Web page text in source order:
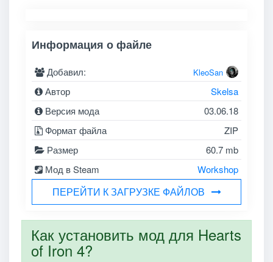
Информация о файле
Добавил: KleoSan
Автор
Skelsa
Версия мода
03.06.18
Формат файла
ZIP
Размер
60.7 mb
Мод в Steam
Workshop
ПЕРЕЙТИ К ЗАГРУЗКЕ ФАЙЛОВ
Как установить мод для Hearts
of Iron 4?